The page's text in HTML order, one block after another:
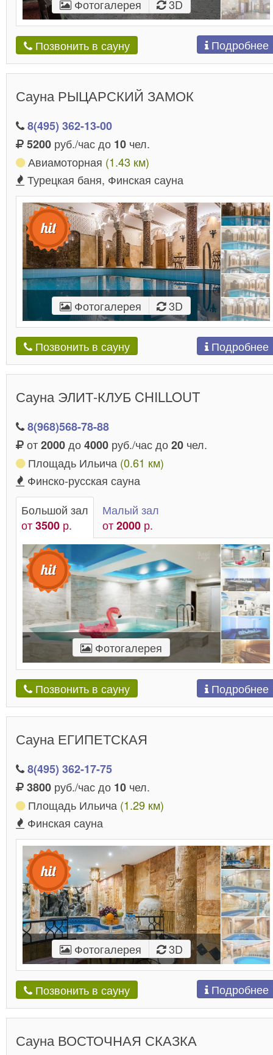
Фотогалерея 3D
Позвонить в сауну Подробнее
Сауна РЫЦАРСКИЙ ЗАМОК
8(495) 362-13-00
5200 руб./час до 10 чел.
Авиамоторная (1.43 км)
Турецкая баня, Финская сауна
Фотогалерея 3D
Позвонить в сауну Подробнее
Сауна ЭЛИТ-КЛУБ CHILLOUT
8(968)568-78-88
от2000до4000 руб./час до20 чел.
Площадь Ильича (0.61 км)
Финско-русская сауна
Большой зал
от3500 р.
Малый зал
от2000 р.
Фотогалерея
Позвонить в сауну Подробнее
Сауна ЕГИПЕТСКАЯ
8(495) 362-17-75
3800 руб./час до 10 чел.
Площадь Ильича (1.29 км)
Финская сауна
Фотогалерея 3D
Позвонить в сауну Подробнее
Сауна ВОСТОЧНАЯ СКАЗКА